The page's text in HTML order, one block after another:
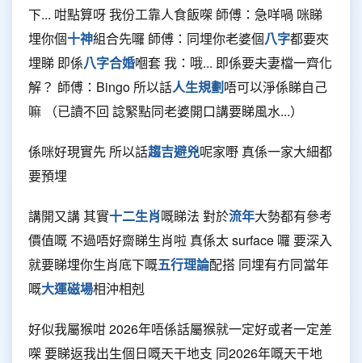
下... 咁點算呀 我份工靠人食飯㗎 師傅：急咩喎 咪睇
埋你個十神組合先囉 師傅：同埋你老婆個八字都要夾
埋睇 即係八字合婚嗰套 我：哦... 即係要夫妻檔一齊化
解？ 師傅：Bingo 所以話人生規劃唔可以淨係睇自己
嘛 （已讀不回 諗緊點同老婆開口講要睇風水...）
係咪好現實先 所以話趨吉避兇呢家嘢 真係一家大細都
要預埋
講開又講 其實十二生肖嘅睇法 對於流年大勢都有參考
價值嘅 不過唔好齋睇生肖啦 真係太 surface 囉 要深入
就要睇埋你生肖底下嘅五行理論配搭 同埋有冇同當年
嘅大運磁場相沖相剋
好似我屬猴咁 2026年唔係話屬猴就一定好或者一定差
㗎 要睇返我出生個日嘅天干地支 同2026年嘅天干地